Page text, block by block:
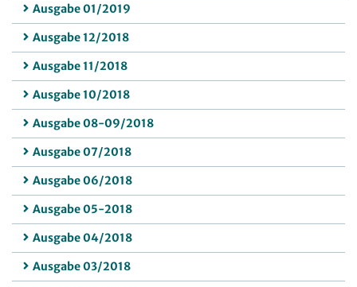
Ausgabe 01/2019
Ausgabe 12/2018
Ausgabe 11/2018
Ausgabe 10/2018
Ausgabe 08-09/2018
Ausgabe 07/2018
Ausgabe 06/2018
Ausgabe 05-2018
Ausgabe 04/2018
Ausgabe 03/2018